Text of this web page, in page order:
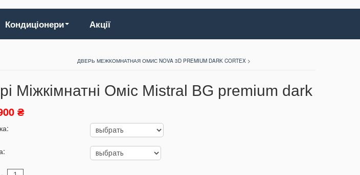
Кондиціонери Акції
ДВЕРЬ МЕЖКОМНАТНАЯ ОМИС NOVA 3D PREMIUM DARK CORTEX >
Міжкімнатні Оміс Mistral BG premium dark
₴